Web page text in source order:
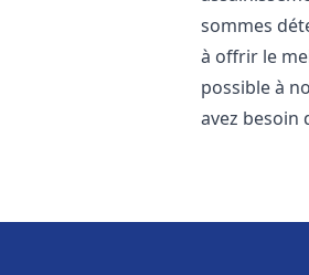
sommes
à offrir le
possible à
avez